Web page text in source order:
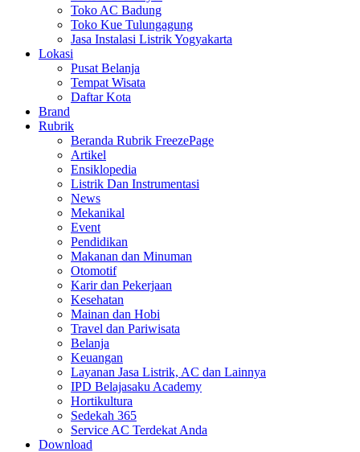
Toko AC Badung
Toko Kue Tulungagung
Jasa Instalasi Listrik Yogyakarta
Lokasi
Pusat Belanja
Tempat Wisata
Daftar Kota
Brand
Rubrik
Beranda Rubrik FreezePage
Artikel
Ensiklopedia
Listrik Dan Instrumentasi
News
Mekanikal
Event
Pendidikan
Makanan dan Minuman
Otomotif
Karir dan Pekerjaan
Kesehatan
Mainan dan Hobi
Travel dan Pariwisata
Belanja
Keuangan
Layanan Jasa Listrik, AC dan Lainnya
IPD Belajasaku Academy
Hortikultura
Sedekah 365
Service AC Terdekat Anda
Download